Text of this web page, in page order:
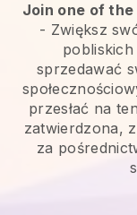
Join one of
- Zwiększ
sprzedawać
przesłać na
zatwierdzona,
za